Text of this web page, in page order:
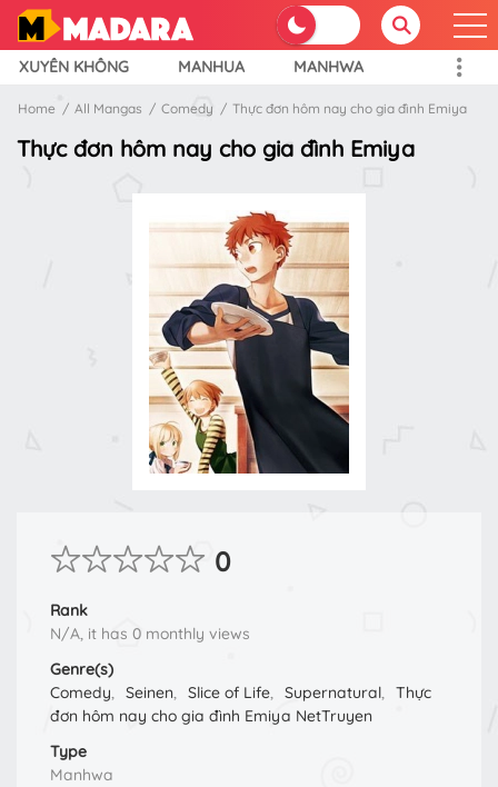
XUYÊN KHÔNG MANHUA MANHWA
Home All Mangas Comedy Thực đơn hôm nay cho gia đình Emiya
Thực đơn hôm nay cho gia đình Emiya
0
Rank
N/A, it has 0 monthly views
Genre(s)
Comedy, Seinen, Slice of Life, Supernatural, Thực
đơn hôm nay cho gia đình Emiya NetTruyen
Type
Manhwa